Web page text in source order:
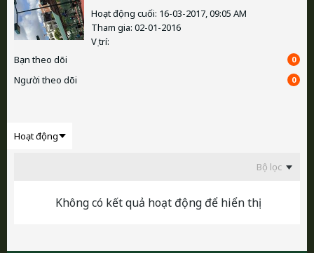
Hoạt động cuối: 16-03-2017, 09:05 AM
Tham gia: 02-01-2016
Vị trí:
Bạn theo dõi
0
Người theo dõi 0
Bộ lọc
Không có kết quả hoạt động để hiển thị